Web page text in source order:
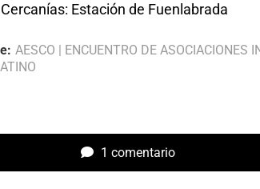
Estación de Fuenlabrada
AESCO | ENCUENTRO DE ASOCIACIONES
1 comentario